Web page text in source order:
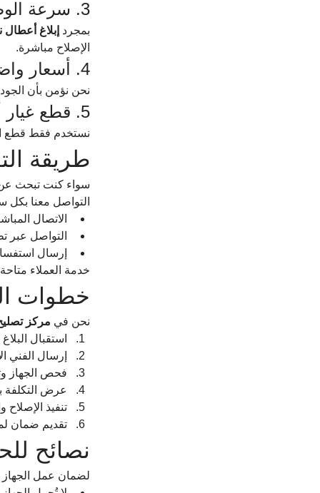
3. سرعة الوصول والتشخيص
بمجرد إبلاغ
الإصلاح مباشرة.
4. أسعار واضحة ومناسبة
نحن نؤمن بأن
5. قطع غيار أصلية فقط
نستخدم فقط قطع
طريقة
سواء كنت تبحث
التواصل معنا بكل
الاتصال
التواصل عبر
إرسال
خدمة العملاء متاحة يوميًا من
خطوات
نحن في مركز
استقبال
إرسال الفني
فحص الجهاز
عرض
تنفيذ الإصلاح
تقديم ضمان
نصائح
لضمان عمل الجهاز